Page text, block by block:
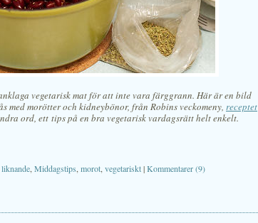
vegetarisk mat för att inte vara färggrann. Här är en bild
med morötter och kidneybönor, från Robins veckomeny, receptet
ord, ett tips på en bra vegetarisk vardagsrätt helt enkelt.
Middagstips morot vegetariskt|Kommentarer (9)